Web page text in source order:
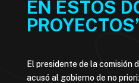
EN ESTOS
El presidente de la comisión
acusó al gobierno de no